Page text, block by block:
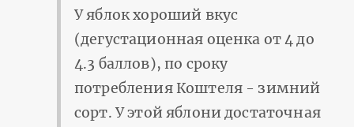
У яблок хороший вкус
(дегустационная оценка от 4 до
4.3 баллов), по сроку
потребления Коштеля - зимний
сорт. У этой яблони достаточная